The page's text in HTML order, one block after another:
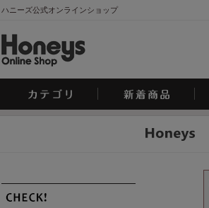
ハニーズ公式オンラインショップ